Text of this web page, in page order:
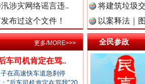
视频新闻网.
廉政法纪网.
道展新颜 “
涉灾网络谣言违..
布过这个文件！
将建筑垃圾
以案释法｜
车司机肯定在骂..
在高速快车道急刹停
更多/MORE>>> 全民参政